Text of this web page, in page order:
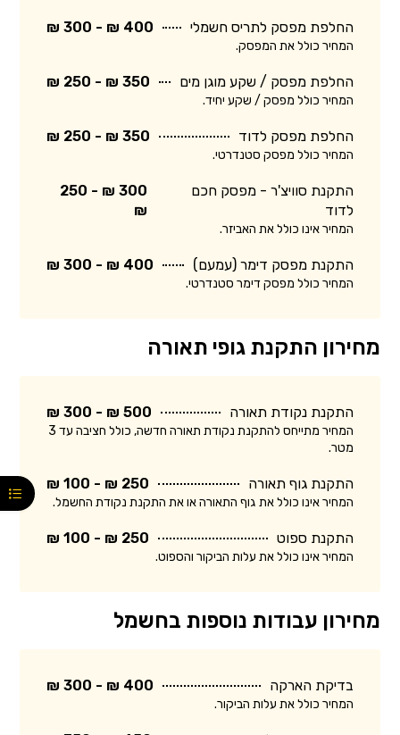
החלפת מפסק לתריס חשמלי 400 ₪ - 300 ₪
המחיר כולל את המפסק.
החלפת מפסק / שקע מוגן מים 350 ₪ - 250 ₪
המחיר כולל מפסק / שקע יחיד.
החלפת מפסק לדוד 350 ₪ - 250 ₪
המחיר כולל מפסק סטנדרטי.
התקנת סוויצ'ר - מפסק חכם
לדוד
300 ₪ - 250
₪
המחיר אינו כולל את האביזר.
התקנת מפסק דימר (עמעם) 400 ₪ - 300 ₪
המחיר כולל מפסק דימר סטנדרטי.
מחירון התקנת גופי תאורה
התקנת נקודת תאורה 500 ₪ - 300 ₪
המחיר מתייחס להתקנת נקודת תאורה חדשה, כולל חציבה עד 3
מטר.
התקנת גוף תאורה 250 ₪ - 100 ₪
המחיר אינו כולל את גוף התאורה או את התקנת נקודת החשמל.
התקנת ספוט 250 ₪ - 100 ₪
המחיר אינו כולל את עלות הביקור והספוט.
מחירון עבודות נוספות בחשמל
בדיקת הארקה 400 ₪ - 300 ₪
המחיר כולל את עלות הביקור.